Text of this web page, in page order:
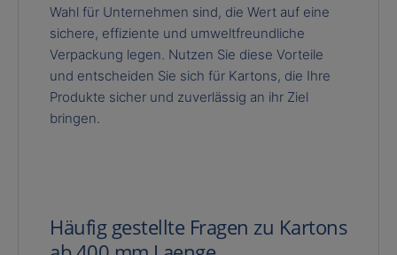
Wahl für Unternehmen sind, die Wert auf eine
sichere, effiziente und umweltfreundliche
Verpackung legen. Nutzen Sie diese Vorteile
und entscheiden Sie sich für Kartons, die Ihre
Produkte sicher und zuverlässig an ihr Ziel
bringen.
Häufig gestellte Fragen zu Kartons